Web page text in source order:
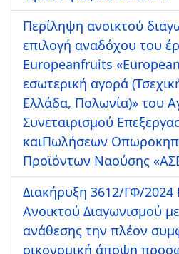
Περίληψη ανοικτού
επιλογή αναδόχου του
Europeanfruits
εσωτερική αγορά
Ελλάδα, Πολωνία)» του
Συνεταιρισμού
καιΠωλήσεων
Προϊόντων Ναούσης
Διακήρυξη 3612/ΓΦ/2024
Ανοικτού Διαγωνισμού
ανάθεσης την πλέον
οικονομική άποψη